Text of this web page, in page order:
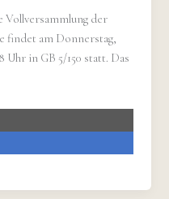
Vollversammlung der
findet am Donnerstag,
Uhr in GB 5/150 statt. Das